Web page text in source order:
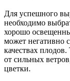
Для успешного
необходимо
хорошо
может негативно
качествах
от сильных
цветки.